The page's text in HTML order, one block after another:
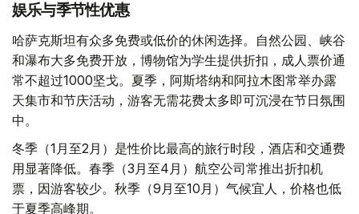
娱乐与季节性优惠
哈萨克斯坦有众多免费或低价的休闲选择。自然公园、峡谷
和瀑布大多免费开放，博物馆为学生提供折扣，成人票价通
常不超过1000坚戈。夏季，阿斯塔纳和阿拉木图常举办露
天集市和节庆活动，游客无需花费太多即可沉浸在节日氛围
中。
冬季（1月至2月）是性价比最高的旅行时段，酒店和交通费
用显著降低。春季（3月至4月）航空公司常推出折扣机
票，因游客较少。秋季（9月至10月）气候宜人，价格也低
于夏季高峰期。